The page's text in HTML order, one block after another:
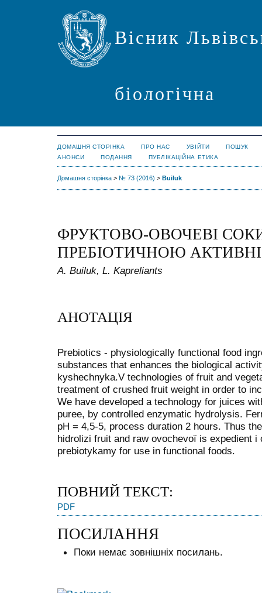
Вісник
біологічна
ДОМАШНЯ СТОРІНКА ПРО НАС УВІЙТИ
ПОШУК
АНОНСИ
ПОДАННЯ ПУБЛІКАЦІЙНА ЕТИКА
Домашня сторінка > № 73 (2016) > Builuk
ФРУКТОВО-ОВОЧЕВІ
ПРЕБІОТИЧНОЮ
A. Builuk, L. Kapreliants
АНОТАЦІЯ
Prebiotics - physiologically functional food
substances that enhances the biological
kyshechnyka.V technologies of fruit and
treatment of crushed fruit weight in order to
We have developed a technology for juices
puree, by controlled enzymatic hydrolysis.
pH = 4,5-5, process duration 2 hours. Thus
hidrolizi fruit and raw ovochevoï is expedient i
prebiotykamy for use in functional foods.
ПОВНИЙ ТЕКСТ:
PDF
ПОСИЛАННЯ
Поки немає зовнішніх посилань.